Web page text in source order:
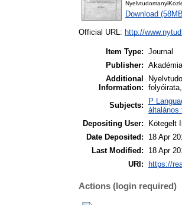
Download
Official URL: http://
Item Type: Journal
Publisher:
Additional
Information:
Subjects:
P
általános
Depositing User:
Kötegelt
Date Deposited:
18 Apr
Last Modified:
18 Apr
URI:
https://
Actions (login required)